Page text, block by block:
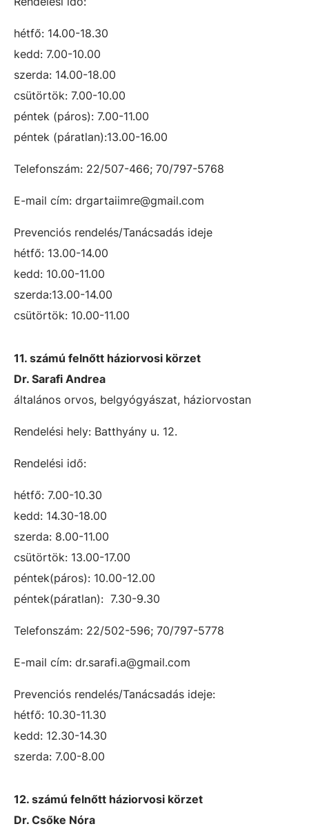
hétfő: 14.00-18.30
kedd: 7.00-10.00
szerda: 14.00-18.00
csütörtök: 7.00-10.00
péntek (páros): 7.00-11.00
péntek (páratlan):13.00-16.00
Telefonszám: 22/507-466; 70/797-5768
E-mail cím: drgartaiimre@gmail.com
Prevenciós rendelés/Tanácsadás ideje
hétfő: 13.00-14.00
kedd: 10.00-11.00
szerda:13.00-14.00
csütörtök: 10.00-11.00
11. számú felnőtt háziorvosi körzet
Dr. Sarafi Andrea
általános orvos, belgyógyászat, háziorvostan
Rendelési hely: Batthyány u. 12.
Rendelési idő:
hétfő: 7.00-10.30
kedd: 14.30-18.00
szerda: 8.00-11.00
csütörtök: 13.00-17.00
péntek(páros): 10.00-12.00
péntek(páratlan): 7.30-9.30
Telefonszám: 22/502-596; 70/797-5778
E-mail cím: dr.sarafi.a@gmail.com
Prevenciós rendelés/Tanácsadás ideje:
hétfő: 10.30-11.30
kedd: 12.30-14.30
szerda: 7.00-8.00
12. számú felnőtt háziorvosi körzet
Dr. Csőke Nóra